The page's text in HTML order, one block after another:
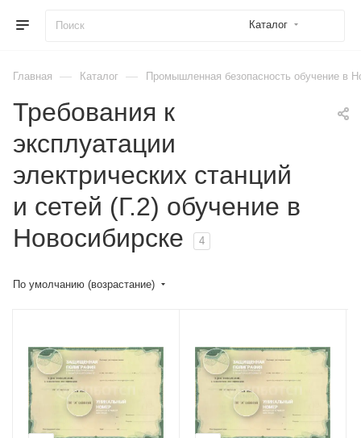
Каталог
Главная — Каталог — Промышленная безопасность обучение в
Требования к
эксплуатации
электрических станций
и сетей (Г.2) обучение в
Новосибирске
4
По умолчанию (возрастание)